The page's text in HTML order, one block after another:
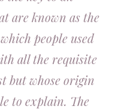
are known as the
people used
all the requisite
but whose origin
to explain. The